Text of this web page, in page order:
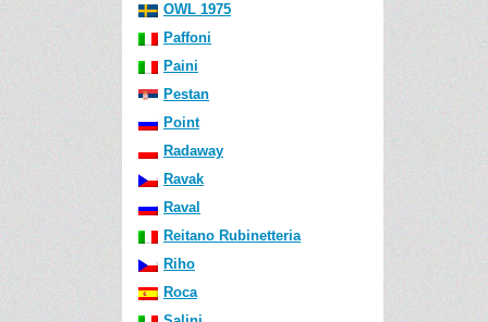
OWL 1975
Paffoni
Paini
Pestan
Point
Radaway
Ravak
Raval
Reitano Rubinetteria
Riho
Roca